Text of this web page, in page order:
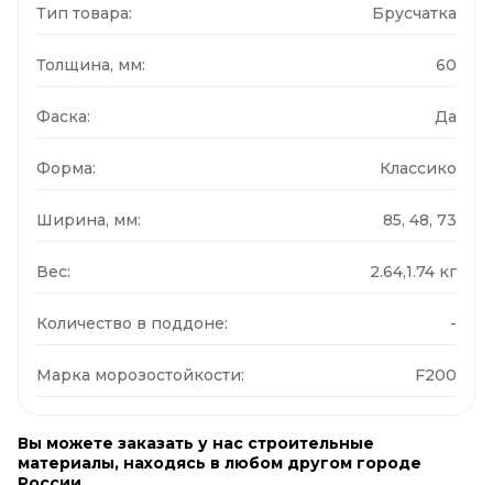
Тип товара: Брусчатка
Толщина, мм: 60
Фаска: Да
Форма: Классико
Ширина, мм: 85, 48, 73
Вес: 2.64,1.74 кг
Количество в поддоне: -
Марка морозостойкости: F200
Вы можете заказать у нас строительные
материалы, находясь в любом другом городе